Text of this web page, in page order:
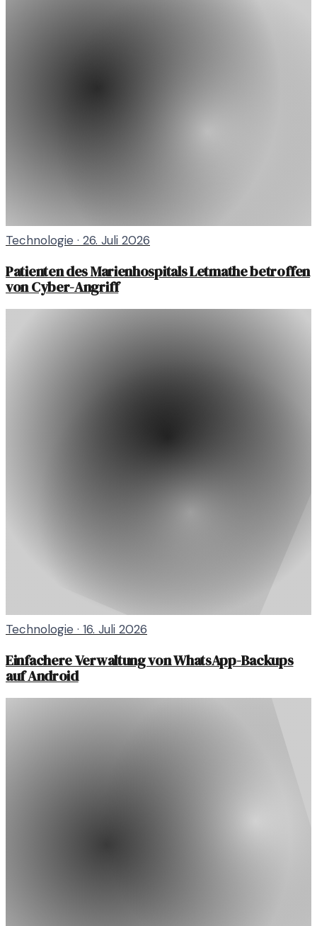
Technologie · 26. Juli 2026
Patienten des Marienhospitals Letmathe betroffen
von Cyber-Angriff
Technologie · 16. Juli 2026
Einfachere Verwaltung von WhatsApp-Backups
auf Android